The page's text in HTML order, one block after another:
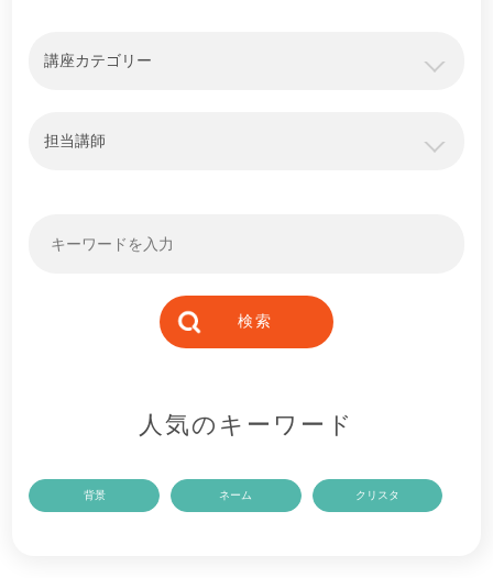
講座カテゴリー
担当講師
人気のキーワード
背景 ネーム クリスタ